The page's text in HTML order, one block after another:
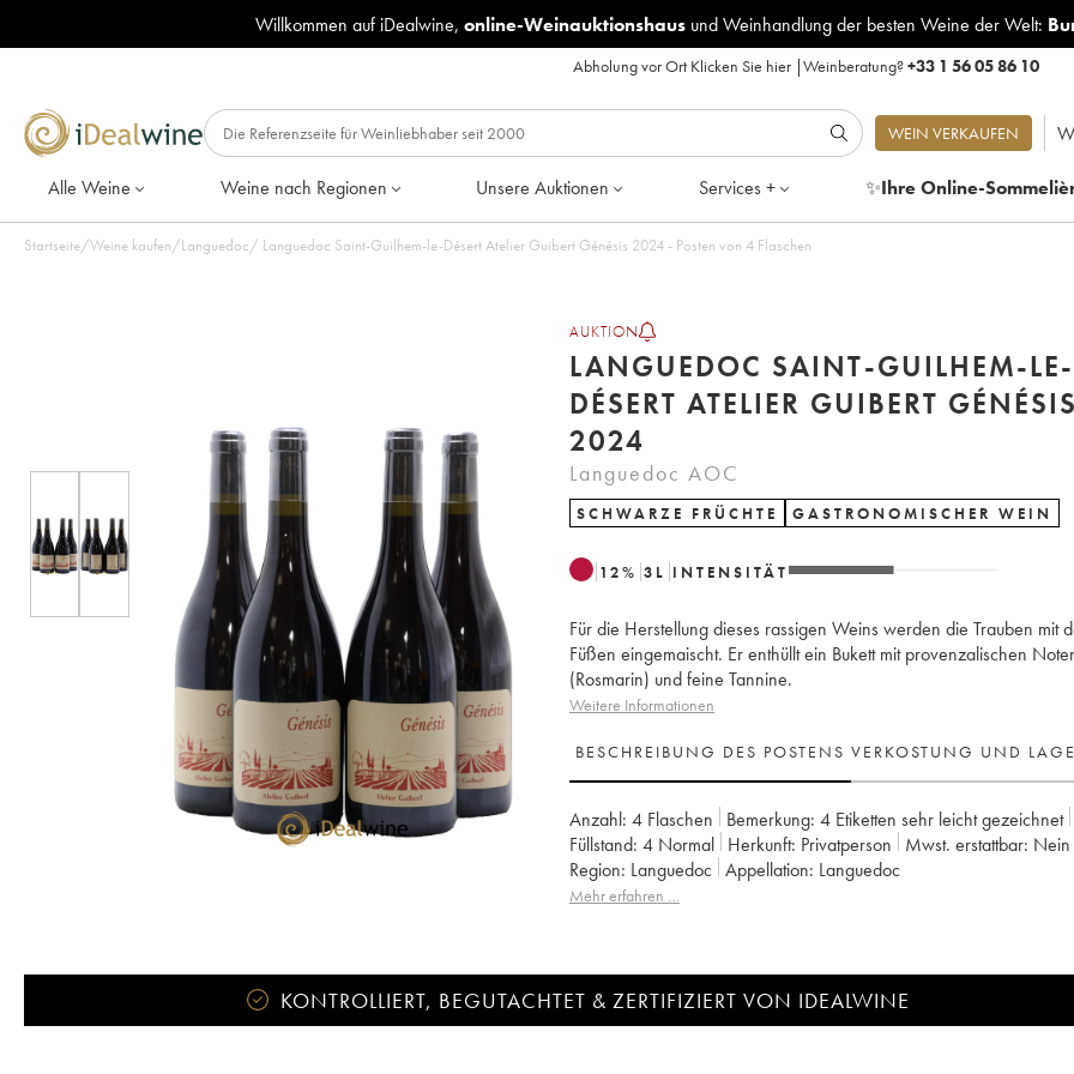
Willkommen auf iDealwine, online-Weinauktionshausund Weinhandlung der besten Weine der Welt:
Abholung vor Ort Klicken Sie hier|Weinberatung?+33 1 56 05 86 10
WEIN VERKAUFEN
Alle Weine Weine nach Regionen Unsere Auktionen Services + ✨Ihre Online-
Startseite/Weine kaufen/Languedoc/ Languedoc Saint-Guilhem-le-Désert Atelier Guibert Génésis 2024 - Posten von 4 Flaschen
AUKTION
LANGUEDOC SAINT-GUILHEM-LE-
DÉSERT ATELIER GUIBERT GÉNÉSIS
2024
Languedoc AOC
SCHWARZE FRÜCHTE GASTRONOMISCHER WEIN
12% 3 L INTENSITÄT
Für die Herstellung dieses rassigen Weins werden die Trauben mit
Füßen eingemaischt. Er enthüllt ein Bukett mit provenzalischen
(Rosmarin) und feine Tannine.
Weitere Informationen
BESCHREIBUNG DES POSTENS VERKOSTUNG UND
Anzahl: 4 Flaschen Bemerkung: 4 Etiketten sehr leicht gezeichnet
Füllstand: 4 Normal Herkunft: privatperson Mwst. erstattbar:
nein
Region: Languedoc Appellation: Languedoc
Mehr erfahren …
KONTROLLIERT, BEGUTACHTET & ZERTIFIZIERT VON IDEALWINE